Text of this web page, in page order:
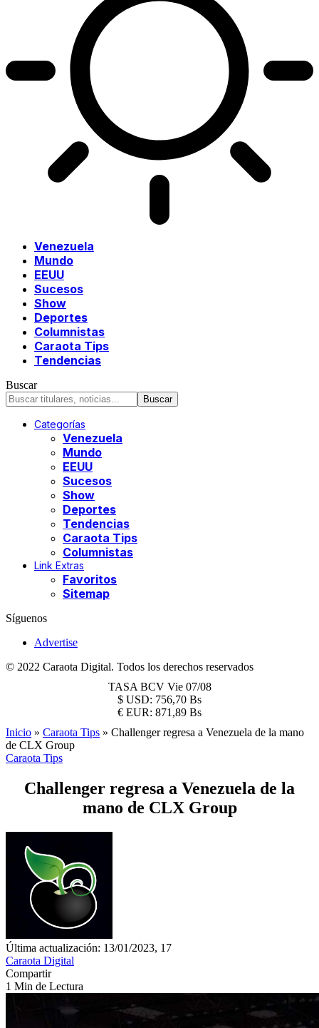
Venezuela
Mundo
EEUU
Sucesos
Show
Deportes
Columnistas
Caraota Tips
Tendencias
Buscar
Categorías
Venezuela
Mundo
EEUU
Sucesos
Show
Deportes
Tendencias
Caraota Tips
Columnistas
Link Extras
Favoritos
Sitemap
Síguenos
Advertise
© 2022 Caraota Digital. Todos los derechos reservados
TASA BCV Vie 07/08
$ USD: 756,70 Bs
€ EUR: 871,89 Bs
Inicio » Caraota Tips » Challenger regresa a Venezuela de la mano
de CLX Group
Caraota Tips
Challenger regresa a Venezuela de la
mano de CLX Group
Última actualización: 13/01/2023, 17
Caraota Digital
Compartir
1 Min de Lectura